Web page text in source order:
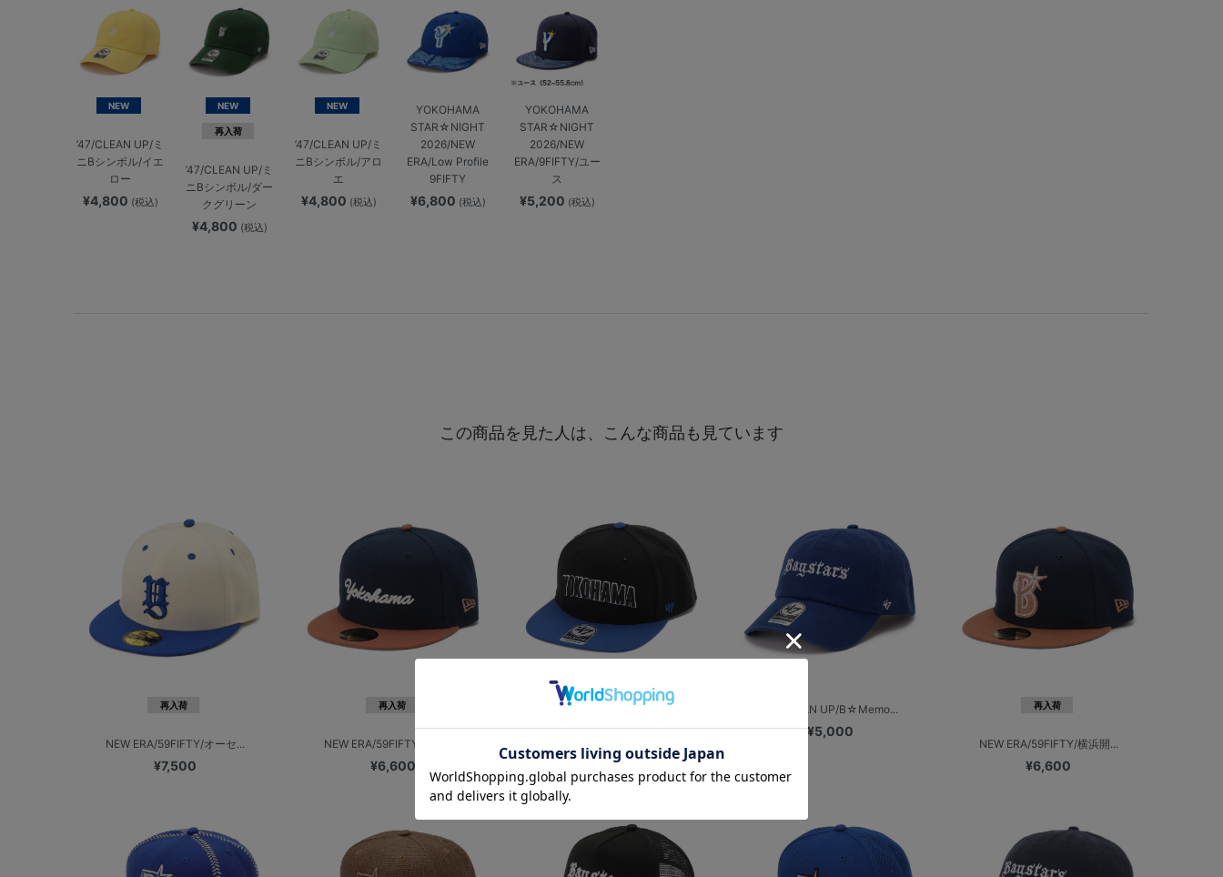
NEW
’47/CLEAN UP/ミ
ニBシンボル/イエ
ロー
¥4,800 (税込)
NEW
再入荷
’47/CLEAN UP/ミ
ニBシンボル/ダー
クグリーン
¥4,800 (税込)
NEW
’47/CLEAN UP/ミ
ニBシンボル/アロ
エ
¥4,800 (税込)
YOKOHAMA
STAR☆NIGHT
2026/NEW
ERA/Low Profile
9FIFTY
¥6,800 (税込)
YOKOHAMA
STAR☆NIGHT
2026/NEW
ERA/9FIFTY/ユー
ス
¥5,200 (税込)
この商品を見た人は、こんな商品も見ています
再入荷
NEW ERA/59FIFTY/オーセ...
¥7,500
再入荷
NEW ERA/59FIFTY/横浜開...
¥6,600
’47/CAPTAIN/ツートン/YO...
¥6,000
’47/CLEAN UP/B☆Memo...
¥5,000
再入荷
NEW ERA/59FIFTY/横浜開...
¥6,600